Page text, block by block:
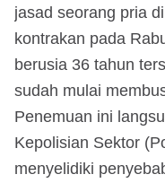
jasad seorang pria
kontrakan pada
berusia 36 tahun
sudah mulai
Penemuan ini
Kepolisian Sektor
menyelidiki